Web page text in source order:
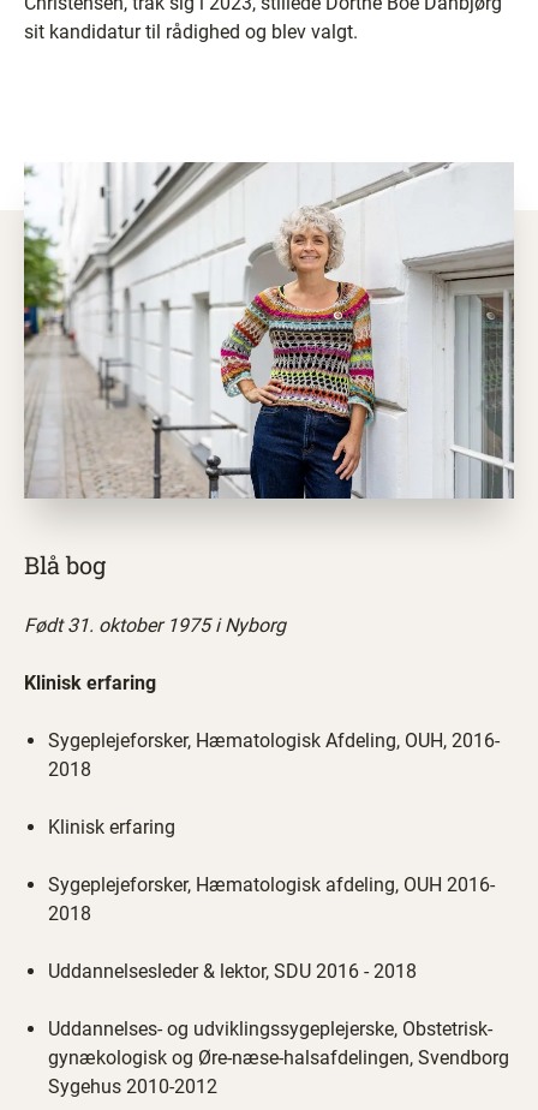
sit kandidatur til rådighed og blev valgt.
Blå bog
Født 31. oktober 1975 i Nyborg
Klinisk erfaring
Sygeplejeforsker, Hæmatologisk Afdeling, OUH, 2016-
2018
Klinisk erfaring
Sygeplejeforsker, Hæmatologisk afdeling, OUH 2016-
2018
Uddannelsesleder & lektor, SDU 2016 - 2018
Uddannelses- og udviklingssygeplejerske, Obstetrisk-
gynækologisk og Øre-næse-halsafdelingen, Svendborg
Sygehus 2010-2012